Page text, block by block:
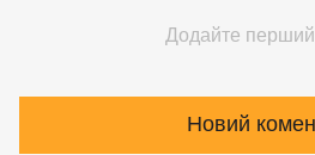
Додайте перший
Новий